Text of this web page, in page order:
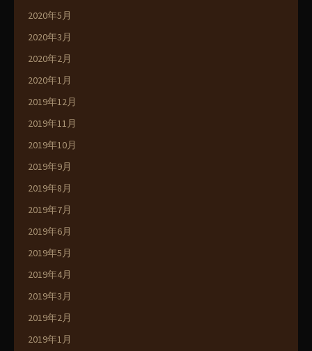
2020年5月
2020年3月
2020年2月
2020年1月
2019年12月
2019年11月
2019年10月
2019年9月
2019年8月
2019年7月
2019年6月
2019年5月
2019年4月
2019年3月
2019年2月
2019年1月